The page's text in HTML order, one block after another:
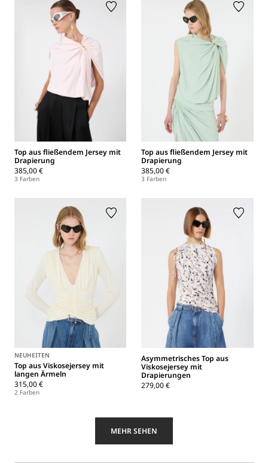
Top aus fließendem Jersey mit
Drapierung
385,00 €
3 Farben
Top aus fließendem Jersey mit
Drapierung
385,00 €
3 Farben
NEUHEITEN
Top aus Viskosejersey mit
langen Ärmeln
315,00 €
2 Farben
Asymmetrisches Top aus
Viskosejersey mit
Drapierungen
279,00 €
MEHR SEHEN